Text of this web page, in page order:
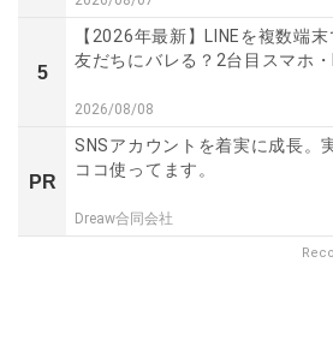
5
【2026年最新】LINEを複数端末
友だちにバレる？2台目スマホ・
2026/08/08
PR
SNSアカウントを着実に成長。
ココ使ってます。
Dreaw合同会社